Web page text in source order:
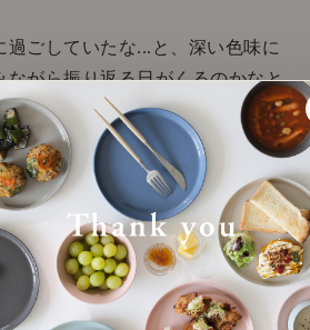
過ごしていたな...と、深い色味に
ながら振り返る日がくるのかなと
の使い方